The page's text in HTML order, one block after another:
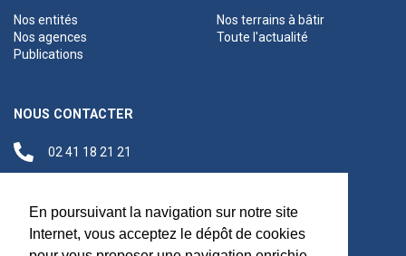
En poursuivant la navigation sur notre site
Internet, vous acceptez le dépôt de cookies
Nos entités
Nos agences
Publications
Nos terrains à bâtir
Toute l'actualité
NOUS CONTACTER
02 41 18 21 21
Siège social
48 C Boulevard du
Maréchal Foch,